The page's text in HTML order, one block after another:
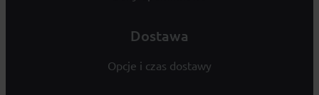
Dostawa
Opcje i czas dostawy